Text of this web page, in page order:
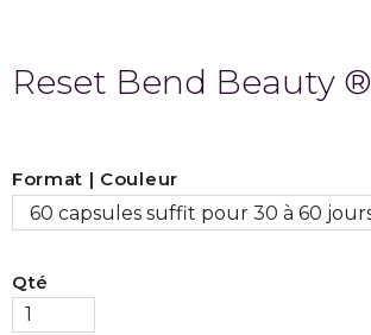
Reset Bend Beauty ®
Format | Couleur
Qté
Confidentialité
MAGASINEZ
Boutique